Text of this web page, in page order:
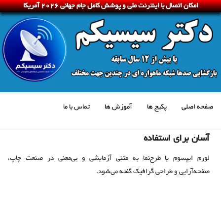
امکان اتصال با اینترنت ملی و پوشش کامل جام جهانی 2026 آمریکا
صفحه اصلی پکیج ها آموزش ها تماس با ما
آسان برای استفاده
لورم ایپسوم یا طرح‌نما به متنی آزمایشی و بی‌معنی در صنعت چاپ،
صفحه‌آرایی و طراحی گرافیک گفته می‌شود.